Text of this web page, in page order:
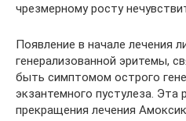
чрезмерному росту
Появление в начале лечения
генерализованной эритемы,
быть симптомом острого
экзантемного пустулеза. Эта
прекращения лечения